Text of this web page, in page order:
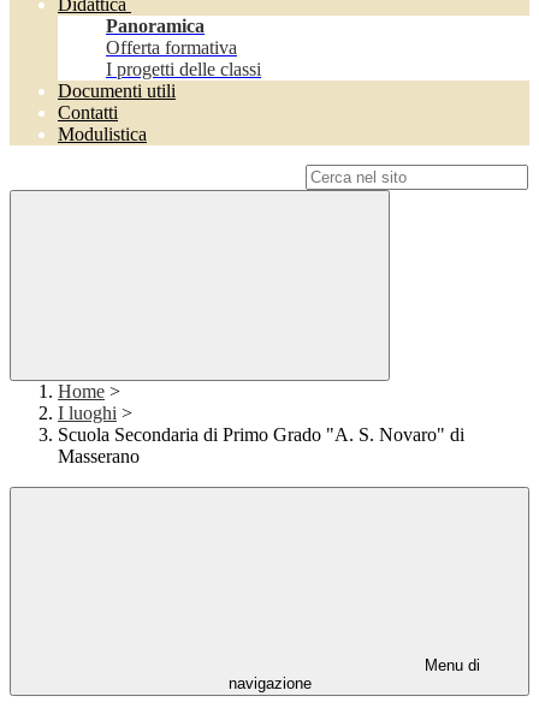
Didattica
Panoramica
Offerta formativa
I progetti delle classi
Documenti utili
Contatti
Modulistica
Home >
I luoghi >
Scuola Secondaria di Primo Grado "A. S. Novaro" di
Masserano
Menu di
navigazione